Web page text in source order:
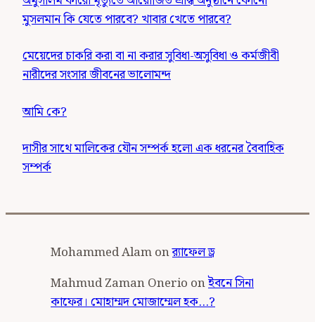
মুসলমান কি যেতে পারবে? খাবার খেতে পারবে?
মেয়েদের চাকরি করা বা না করার সুবিধা-অসুবিধা ও কর্মজীবী
নারীদের সংসার জীবনের ভালোমন্দ
আমি কে?
দাসীর সাথে মালিকের যৌন সম্পর্ক হলো এক ধরনের বৈবাহিক
সম্পর্ক
Mohammed Alamonর‍্যাফেল ড্র
Mahmud Zaman Onerio onইবনে সিনা
কাফের। মোহাম্মদ মোজাম্মেল হক…?